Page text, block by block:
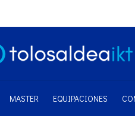
MASTER EQUIPACIONES